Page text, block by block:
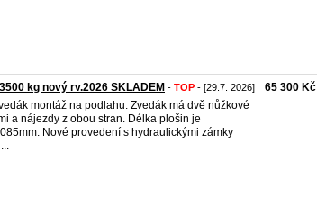
kg nový rv.2026 SKLADEM - TOP - [29.7. 2026]
montáž na podlahu. Zvedák má dvě nůžkové
a nájezdy z obou stran. Délka plošin je
Nové provedení s hydraulickými zámky
65 300 Kč